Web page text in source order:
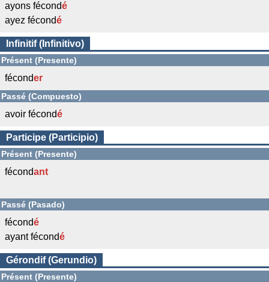
ayons fécondé
ayez fécondé
Infinitif (Infinitivo)
Présent (Presente)
féconder
Passé (Compuesto)
avoir fécondé
Participe (Participio)
Présent (Presente)
fécondant
Passé (Pasado)
fécondé
ayant fécondé
Gérondif (Gerundio)
Présent (Presente)